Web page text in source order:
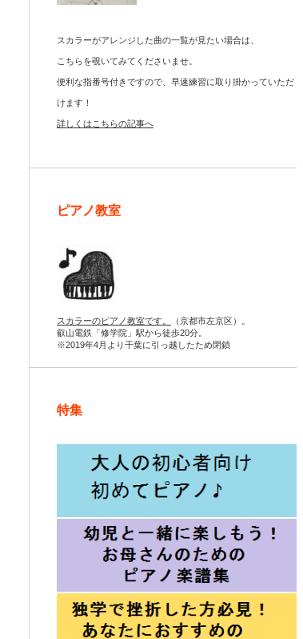
スカラーがアレンジした曲の一覧が見たい場合は、
こちらを覗いてみてくださいませ。
便利な指番号付きですので、早速練習に取り掛かっていただ
けます！
詳しくはこちらの記事へ
ピアノ教室
スカラーのピアノ教室です。
（京都市左京区）。
叡山電鉄「修学院」駅から徒歩20分。
※2019年4月より千葉に引っ越したため閉鎖
特集